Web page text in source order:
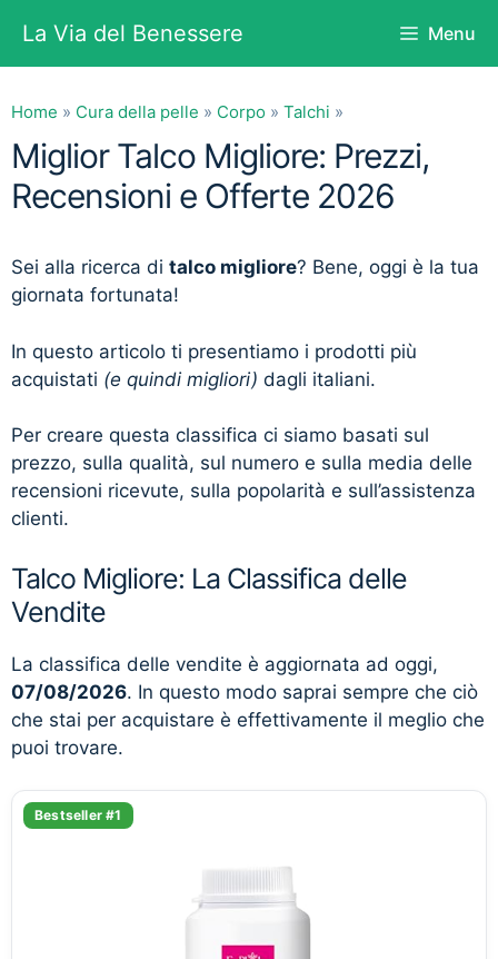
contenuto
La Via del Benessere Menu
Home » Cura della pelle » Corpo » Talchi »
Miglior Talco Migliore: Prezzi,
Recensioni e Offerte 2026
Sei alla ricerca di talco migliore? Bene, oggi è la tua
giornata fortunata!
In questo articolo ti presentiamo i prodotti più
acquistati (e quindi migliori) dagli italiani.
Per creare questa classifica ci siamo basati sul
prezzo, sulla qualità, sul numero e sulla media delle
recensioni ricevute, sulla popolarità e sull’assistenza
clienti.
Talco Migliore: La Classifica delle
Vendite
La classifica delle vendite è aggiornata ad oggi,
07/08/2026. In questo modo saprai sempre che ciò
che stai per acquistare è effettivamente il meglio che
puoi trovare.
Bestseller #1